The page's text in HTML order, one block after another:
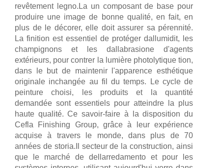
revêtement legno.La un composant de base pour
produire une image de bonne qualité, en fait, en
plus de le décorer, elle doit assurer sa pérennité.
La finition est essentiel de protéger dallumidit, les
champignons et les dallabrasione d'agents
extérieurs, pour contrer la lumière photolytique tion,
dans le but de maintenir l'apparence esthétique
originale inchangée au fil du temps. Le cycle de
peinture choisi, les produits et la quantité
demandée sont essentiels pour atteindre la plus
haute qualité. Ce savoir-faire à la disposition du
Cefla Finishing Group, grâce à leur expérience
acquise à travers le monde, dans plus de 70
années de storia.Il secteur de la construction, ainsi
que le marché de dellarredamento et pour les